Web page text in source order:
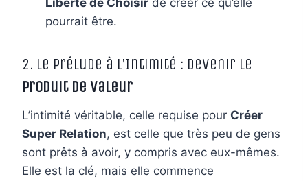
pourrait être.
2. Le Prélude à l’Intimité : Devenir le
Produit de Valeur
L’intimité véritable, celle requise pour Créer
Super Relation, est celle que très peu de gens
sont prêts à avoir, y compris avec eux-mêmes.
Elle est la clé, mais elle commence